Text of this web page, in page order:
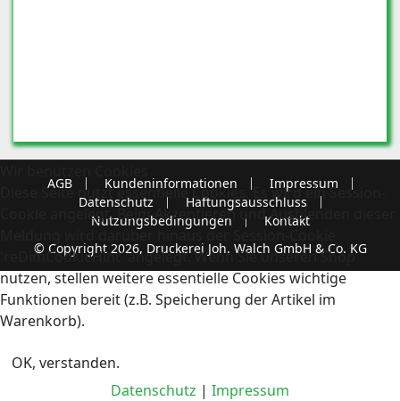
AGB Kundeninformationen
Impressum
Datenschutz
Haftungsausschluss
Nutzungsbedingungen
Kontakt
© Copyright 2026, Druckerei Joh. Walch GmbH & Co. KG
Diese Seite nutzt essentielle Cookies. Es wird ein Session-
Cookie angelegt. Beim Akzeptieren und Ausblenden dieser
Meldung wird darüber hinaus der Session-Cookie
'reDimCookieHint' angelegt. Wenn Sie unseren Shop
nutzen, stellen weitere essentielle Cookies wichtige
Funktionen bereit (z.B. Speicherung der Artikel im
Warenkorb).
OK, verstanden.
Datenschutz | Impressum